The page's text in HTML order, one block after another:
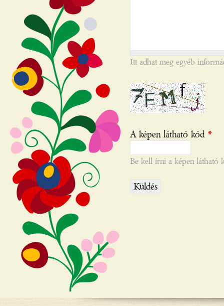
Itt adhat meg egyéb
A képen látható kód *
Be kell írni a képen látható